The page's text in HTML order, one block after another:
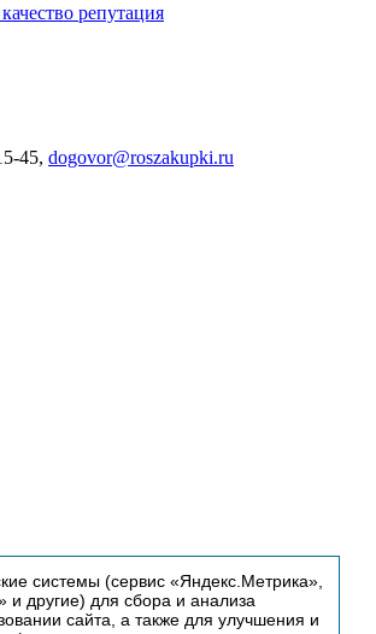
репутация
45, dogovor@roszakupki.ru
системы (сервис «Яндекс.Метрика»,
и другие) для сбора и анализа
сайта, а также для улучшения и